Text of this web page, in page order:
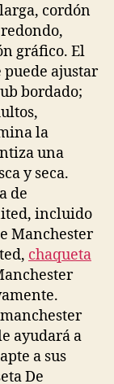
cordón
gráfico. El
ajustar
bordado;
la
una
y seca.
de
incluido
Manchester
chaqueta
ayudará a
a sus
De